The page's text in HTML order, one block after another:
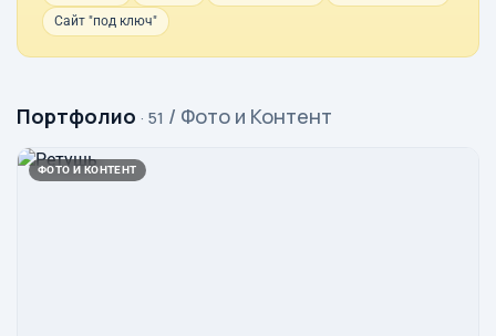
Сайт "под ключ"
Портфолио · 51 / Фото и Контент
ФОТО И КОНТЕНТ